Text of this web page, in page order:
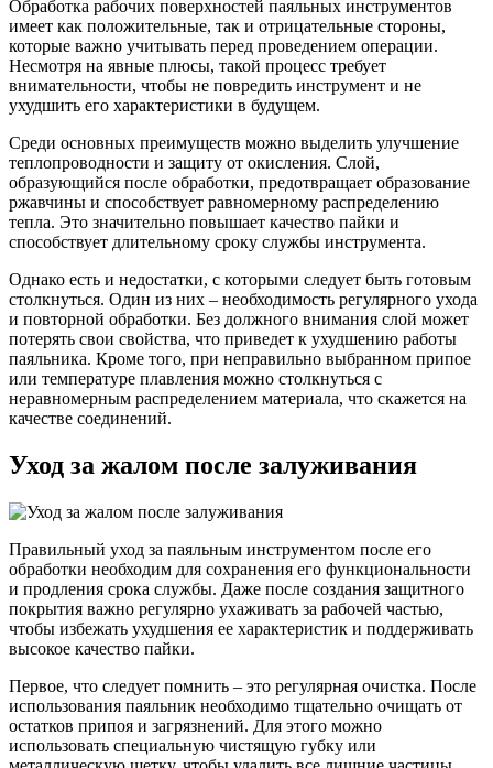
Обработка рабочих поверхностей паяльных инструментов
имеет как положительные, так и отрицательные стороны,
которые важно учитывать перед проведением операции.
Несмотря на явные плюсы, такой процесс требует
внимательности, чтобы не повредить инструмент и не
ухудшить его характеристики в будущем.
Среди основных преимуществ можно выделить улучшение
теплопроводности и защиту от окисления. Слой,
образующийся после обработки, предотвращает образование
ржавчины и способствует равномерному распределению
тепла. Это значительно повышает качество пайки и
способствует длительному сроку службы инструмента.
Однако есть и недостатки, с которыми следует быть готовым
столкнуться. Один из них – необходимость регулярного ухода
и повторной обработки. Без должного внимания слой может
потерять свои свойства, что приведет к ухудшению работы
паяльника. Кроме того, при неправильно выбранном припое
или температуре плавления можно столкнуться с
неравномерным распределением материала, что скажется на
качестве соединений.
Уход за жалом после залуживания
Правильный уход за паяльным инструментом после его
обработки необходим для сохранения его функциональности
и продления срока службы. Даже после создания защитного
покрытия важно регулярно ухаживать за рабочей частью,
чтобы избежать ухудшения ее характеристик и поддерживать
высокое качество пайки.
Первое, что следует помнить – это регулярная очистка. После
использования паяльник необходимо тщательно очищать от
остатков припоя и загрязнений. Для этого можно
использовать специальную чистящую губку или